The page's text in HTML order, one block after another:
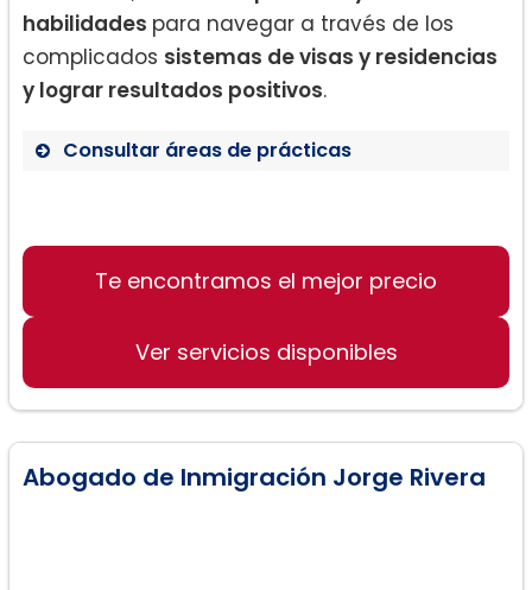
habilidades para navegar a través de los
complicados sistemas de visas y residencias
y lograr resultados positivos.
Consultar áreas de prácticas
Residencia permanente
Naturalización y ciudadanía
Te encontramos el mejor precio
Ver servicios disponibles
Abogado de Inmigración Jorge Rivera